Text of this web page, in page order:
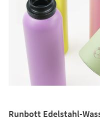
Runbott Edelstahl-